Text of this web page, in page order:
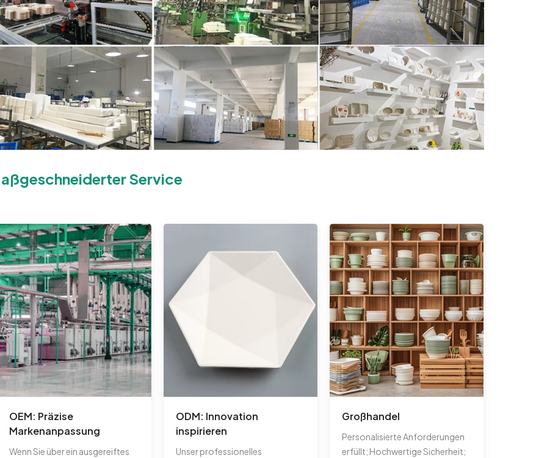
Service
OEM: Präzise
Markenanpassung
Wenn Sie über ein ausgereiftes
ODM: Innovation
inspirieren
Unser professionelles
Großhandel
Personalisierte Anforderungen
erfüllt; Hochwertige Sicherheit;